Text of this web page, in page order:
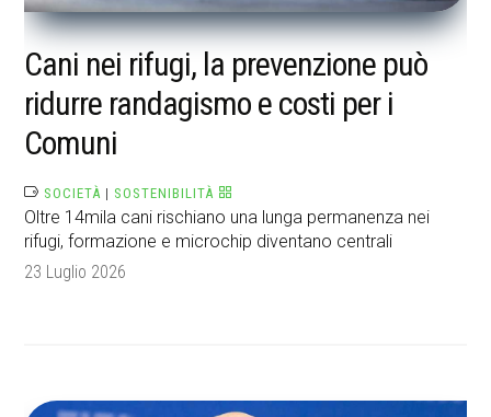
Cani nei rifugi, la prevenzione può
ridurre randagismo e costi per i
Comuni
SOCIETÀ | SOSTENIBILITÀ
Oltre 14mila cani rischiano una lunga permanenza nei
rifugi, formazione e microchip diventano centrali
23 Luglio 2026